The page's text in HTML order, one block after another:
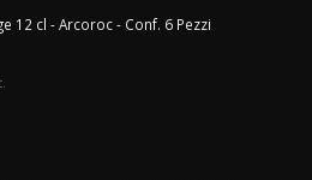
12 cl - Arcoroc - Conf. 6 Pezzi